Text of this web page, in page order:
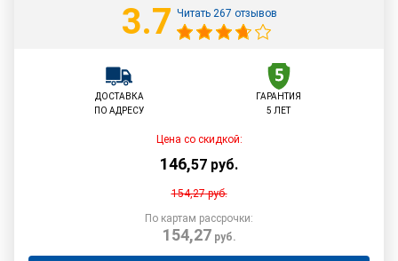
3.7 Читать 267 отзывов
ДОСТАВКА
ПО АДРЕСУ
ГАРАНТИЯ
5 ЛЕТ
Цена со скидкой:
146,57 руб.
154,27руб.
По картам рассрочки:
154,27 руб.